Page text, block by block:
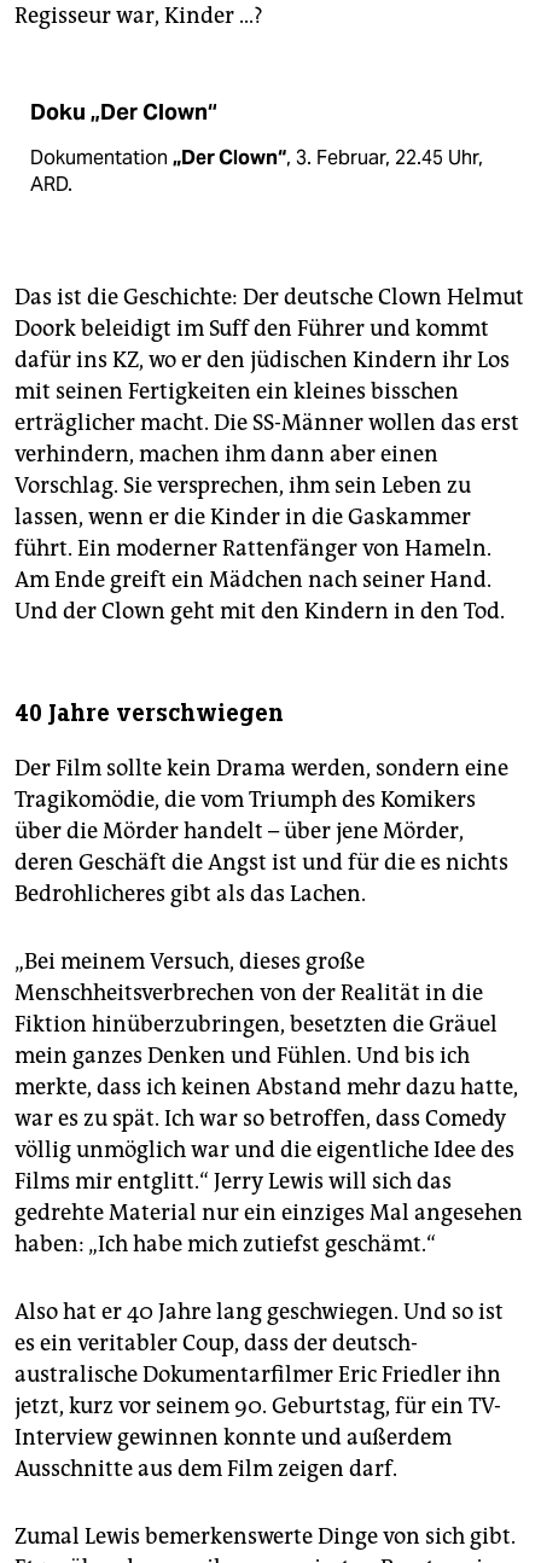
Regisseur war, Kinder ...?
Doku „Der Clown“
Dokumentation „Der Clown“, 3. Februar, 22.45 Uhr,
ARD.
Das ist die Geschichte: Der deutsche Clown Helmut
Doork beleidigt im Suff den Führer und kommt
dafür ins KZ, wo er den jüdischen Kindern ihr Los
mit seinen Fertigkeiten ein kleines bisschen
erträglicher macht. Die SS-Männer wollen das erst
verhindern, machen ihm dann aber einen
Vorschlag. Sie versprechen, ihm sein Leben zu
lassen, wenn er die Kinder in die Gaskammer
führt. Ein moderner Rattenfänger von Hameln.
Am Ende greift ein Mädchen nach seiner Hand.
Und der Clown geht mit den Kindern in den Tod.
40 Jahre verschwiegen
Der Film sollte kein Drama werden, sondern eine
Tragikomödie, die vom Triumph des Komikers
über die Mörder handelt – über jene Mörder,
deren Geschäft die Angst ist und für die es nichts
Bedrohlicheres gibt als das Lachen.
„Bei meinem Versuch, dieses große
Menschheitsverbrechen von der Realität in die
Fiktion hinüberzubringen, besetzten die Gräuel
mein ganzes Denken und Fühlen. Und bis ich
merkte, dass ich keinen Abstand mehr dazu hatte,
war es zu spät. Ich war so betroffen, dass Comedy
völlig unmöglich war und die eigentliche Idee des
Films mir entglitt.“ Jerry Lewis will sich das
gedrehte Material nur ein einziges Mal angesehen
haben: „Ich habe mich zutiefst geschämt.“
Also hat er 40 Jahre lang geschwiegen. Und so ist
es ein veritabler Coup, dass der deutsch-
australische Dokumentarfilmer Eric Friedler ihn
jetzt, kurz vor seinem 90. Geburtstag, für ein TV-
Interview gewinnen konnte und außerdem
Ausschnitte aus dem Film zeigen darf.
Zumal Lewis bemerkenswerte Dinge von sich gibt.